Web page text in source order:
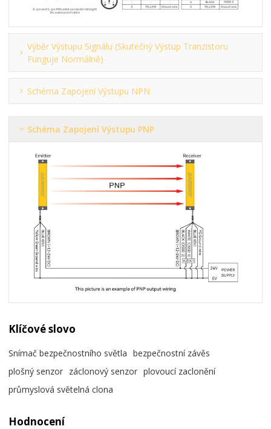
Výběr Výstupu Signálu (skutečný Výstup Tranzistoru
Funguje Normálně)
Schéma Zapojení Výstupu NPN
Schéma Zapojení Výstupu PNP
Klíčové slovo
Snímač bezpečnostního světla
bezpečnostní závěs
plošný senzor záclonový senzor plovoucí zaclonění
průmyslová světelná clona
Hodnocení